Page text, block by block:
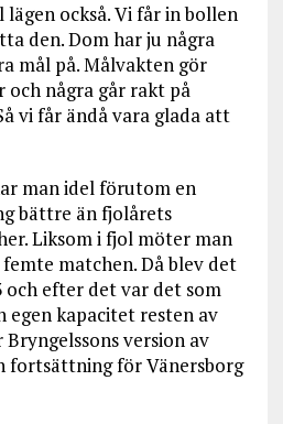
lägen också. Vi får in bollen
den. Dom har ju några
mål på. Målvakten gör
och några går rakt på
vi får ändå vara glada att
man idel förutom en
bättre än fjolårets
Liksom i fjol möter man
matchen. Då blev det
efter det var det som
egen kapacitet resten av
Bryngelssons version av
fortsättning för Vänersborg